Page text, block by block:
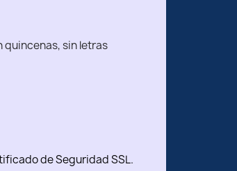
de Seguridad SSL.